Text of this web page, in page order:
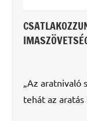
„Az aratnivaló
tehát az